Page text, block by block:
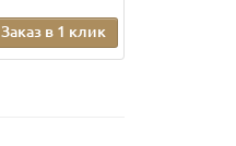
Заказ в 1 клик